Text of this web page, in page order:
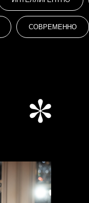
СОВРЕМЕННО